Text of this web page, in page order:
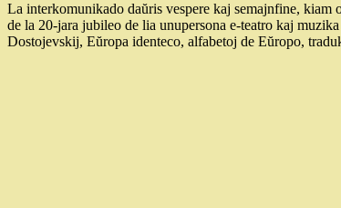
La interkomunikado daŭris vespere kaj semajnfine,
de la 20-jara jubileo de lia unupersona e-teatro kaj
Dostojevskij, Eŭropa identeco, alfabetoj de Eŭropo,